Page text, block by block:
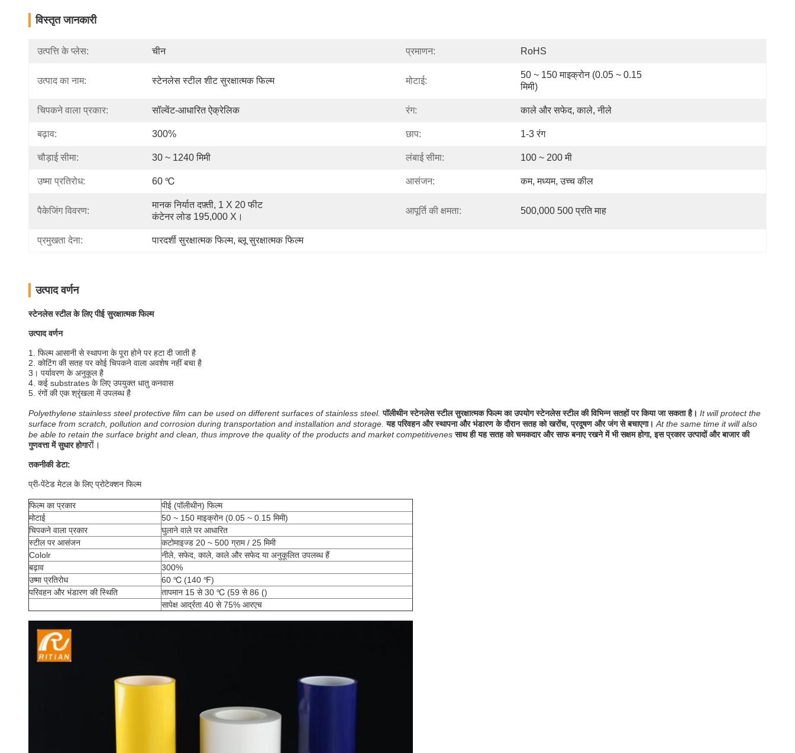
विस्तृत जानकारी
उत्पत्ति के प्लेस: चीन प्रमाणन: RoHS
उत्पाद का नाम: स्टेनलेस स्टील शीट सुरक्षात्मक फिल्म मोटाई:
50 ~ 150 माइक्रोन (0.05 ~ 0.15
मिमी)
चिपकने वाला प्रकार: सॉल्वेंट-आधारित ऐक्रेलिक रंग: काले और सफेद, काले, नीले
बढ़ाव: 300% छाप: 1-3 रंग
चौड़ाई सीमा: 30 ~ 1240 मिमी लंबाई सीमा: 100 ~ 200 मी
उष्मा प्रतिरोध: 60 ℃ आसंजन: कम, मध्यम, उच्च कील
पैकेजिंग विवरण:
मानक निर्यात दफ़्ती, 1 X 20 फीट
कंटेनर लोड 195,000 X।
आपूर्ति की क्षमता: 500,000 500 प्रति माह
प्रमुखता देना: पारदर्शी सुरक्षात्मक फिल्म, ब्लू सुरक्षात्मक फिल्म
उत्पाद वर्णन
स्टेनलेस स्टील के लिए पीई सुरक्षात्मक फिल्म
उत्पाद वर्णन
1. फिल्म आसानी से स्थापना के पूरा होने पर हटा दी जाती है
2. कोटिंग की सतह पर कोई चिपकने वाला अवशेष नहीं बचा है
3। पर्यावरण के अनुकूल है
4. कई substrates के लिए उपयुक्त धातु कनवास
5. रंगों की एक श्रृंखला में उपलब्ध है
Polyethylene stainless steel protective film can be used on different surfaces of stainless steel. पॉलीथीन स्टेनलेस स्टील सुरक्षात्मक फिल्म का उपयोग स्टेनलेस स्टील की विभिन्न सतहों पर किया जा सकता है। It will protect the
surface from scratch, pollution and corrosion during transportation and installation and storage. यह परिवहन और स्थापना और भंडारण के दौरान सतह को खरोंच, प्रदूषण और जंग से बचाएगा। At the same time it will also
be able to retain the surface bright and clean, thus improve the quality of the products and market competitivenes साथ ही यह सतह को चमकदार और साफ बनाए रखने में भी सक्षम होगा, इस प्रकार उत्पादों और बाजार की
गुणवत्ता में सुधार होगारों।
तकनीकी डेटा:
प्री-पेंटेड मेटल के लिए प्रोटेक्शन फिल्म
फिल्म का प्रकार
पीई (पॉलीथीन) फिल्म
मोटाई
50 ~ 150 माइक्रोन (0.05 ~ 0.15 मिमी)
चिपकने वाला प्रकार
घुलाने वाले पर आधारित
स्टील पर आसंजन
कटोमाइज्ड 20 ~ 500 ग्राम / 25 मिमी
Cololr
नीले, सफेद, काले, काले और सफेद या अनुकूलित उपलब्ध हैं
बढ़ाव
300%
उष्मा प्रतिरोध
60 ℃ (140 ℉)
परिवहन और भंडारण की स्थिति
तापमान 15 से 30 ℃ (59 से 86 ()
सापेक्ष आर्द्रता 40 से 75% आरएच